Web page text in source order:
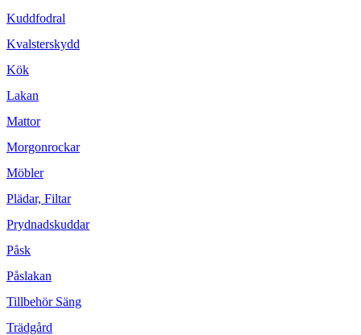
Kuddfodral
Kvalsterskydd
Kök
Lakan
Mattor
Morgonrockar
Möbler
Plädar, Filtar
Prydnadskuddar
Påsk
Påslakan
Tillbehör Säng
Trädgård